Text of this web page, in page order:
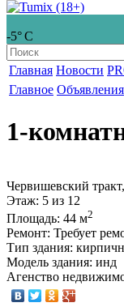
-5° С
Главная Новости
Главное Объявления
1-
Червишевский
Этаж: 5 из 12
Площадь: 44 м2
Ремонт: Требует
Тип здания:
Модель здания: инд
Агенство